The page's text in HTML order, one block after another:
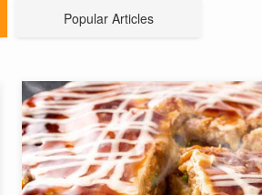
Popular Articles